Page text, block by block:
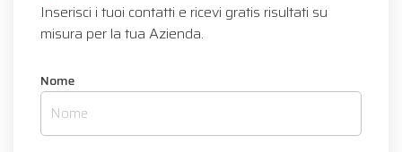
Inserisci i tuoi contatti e ricevi gratis risultati su
misura per la tua Azienda.
Nome